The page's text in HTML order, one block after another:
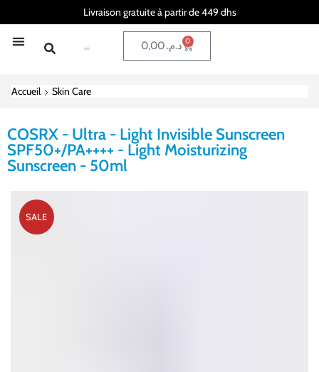
Livraison gratuite à partir de 449 dhs
د.م.0,00 0
Accueil Skin Care
COSRX - Ultra - Light Invisible Sunscreen
SPF50+/PA++++ - Light Moisturizing
Sunscreen - 50ml
SALE